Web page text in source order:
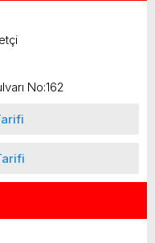
No:162